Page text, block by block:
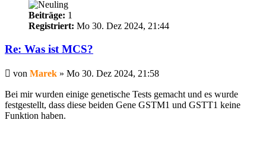
Beiträge: 1
Registriert: Mo 30. Dez 2024, 21:44
Re: Was ist MCS?
Beitrag
von Marek » Mo 30. Dez 2024, 21:58
Bei mir wurden einige genetische Tests gemacht und es wurde
festgestellt, dass diese beiden Gene GSTM1 und GSTT1 keine
Funktion haben.